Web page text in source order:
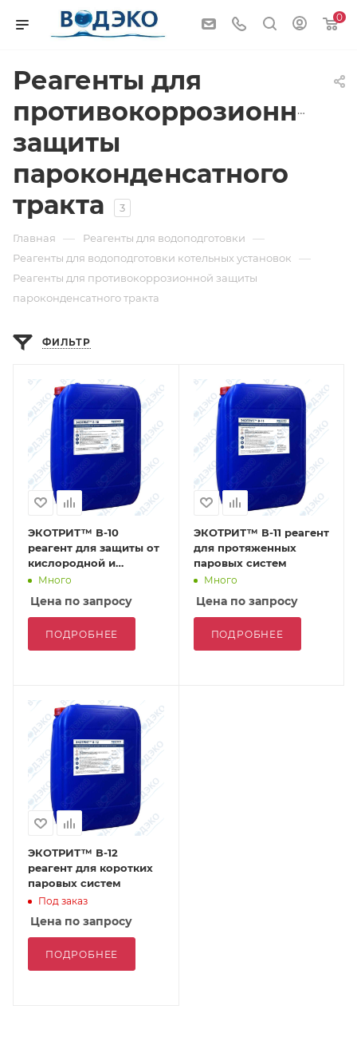
0
Реагенты для
противокоррозионной
защиты
пароконденсатного
тракта
3
Главная — Реагенты для водоподготовки —
Реагенты для водоподготовки котельных установок —
Реагенты для противокоррозионной защиты
пароконденсатного тракта
ФИЛЬТР
ЭКОТРИТ™ В-10
реагент для защиты от
кислородной и
углекислотной
Много
Цена по запросу
ПОДРОБНЕЕ
ЭКОТРИТ™ В-11 реагент
для протяженных
паровых систем
Много
Цена по запросу
ПОДРОБНЕЕ
ЭКОТРИТ™ В-12
реагент для коротких
паровых систем
Под заказ
Цена по запросу
ПОДРОБНЕЕ